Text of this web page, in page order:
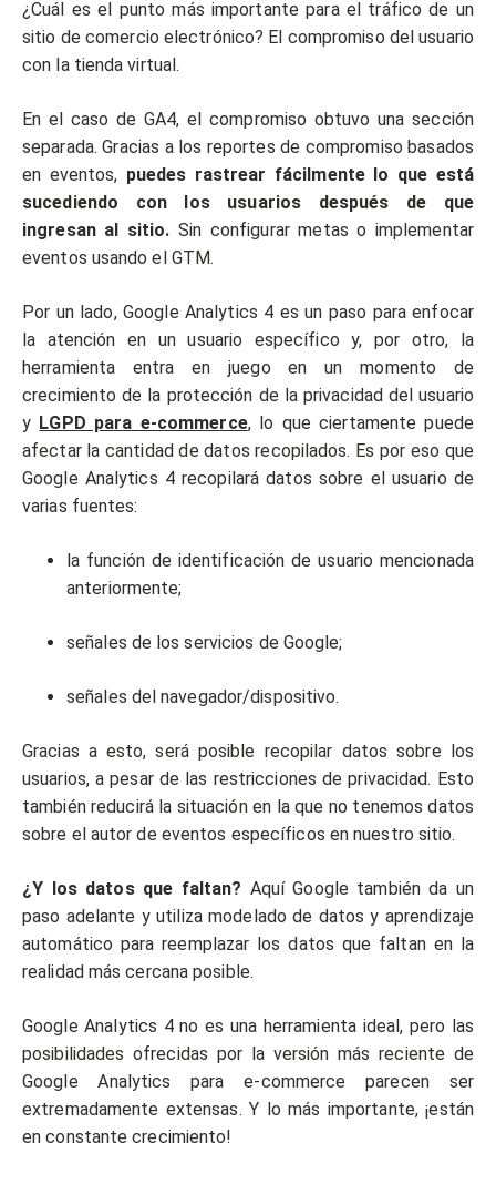
¿Cuál es el punto más importante para el tráfico de un
sitio de comercio electrónico? El compromiso del usuario
con la tienda virtual.
En el caso de GA4, el compromiso obtuvo una sección
separada. Gracias a los reportes de compromiso basados
en eventos, puedes rastrear fácilmente lo que está
sucediendo con los usuarios después de que
ingresan al sitio. Sin configurar metas o implementar
eventos usando el GTM.
Por un lado, Google Analytics 4 es un paso para enfocar
la atención en un usuario específico y, por otro, la
herramienta entra en juego en un momento de
crecimiento de la protección de la privacidad del usuario
y LGPD para e-commerce, lo que ciertamente puede
afectar la cantidad de datos recopilados. Es por eso que
Google Analytics 4 recopilará datos sobre el usuario de
varias fuentes:
la función de identificación de usuario mencionada
anteriormente;
señales de los servicios de Google;
señales del navegador/dispositivo.
Gracias a esto, será posible recopilar datos sobre los
usuarios, a pesar de las restricciones de privacidad. Esto
también reducirá la situación en la que no tenemos datos
sobre el autor de eventos específicos en nuestro sitio.
¿Y los datos que faltan? Aquí Google también da un
paso adelante y utiliza modelado de datos y aprendizaje
automático para reemplazar los datos que faltan en la
realidad más cercana posible.
Google Analytics 4 no es una herramienta ideal, pero las
posibilidades ofrecidas por la versión más reciente de
Google Analytics para e-commerce parecen ser
extremadamente extensas. Y lo más importante, ¡están
en constante crecimiento!